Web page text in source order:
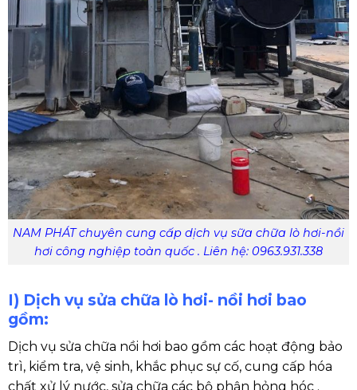
NAM PHÁT chuyên cung cấp dịch vụ sữa chữa lò hơi-nồi
hơi công nghiệp toàn quốc . Liên hệ: 0963.931.338
I) Dịch vụ sửa chữa lò hơi- nồi hơi bao
gồm:
Dịch vụ sửa chữa nồi hơi bao gồm các hoạt động bảo
trì, kiểm tra, vệ sinh, khắc phục sự cố, cung cấp hóa
chất xử lý nước, sửa chữa các bộ phận hỏng hóc .